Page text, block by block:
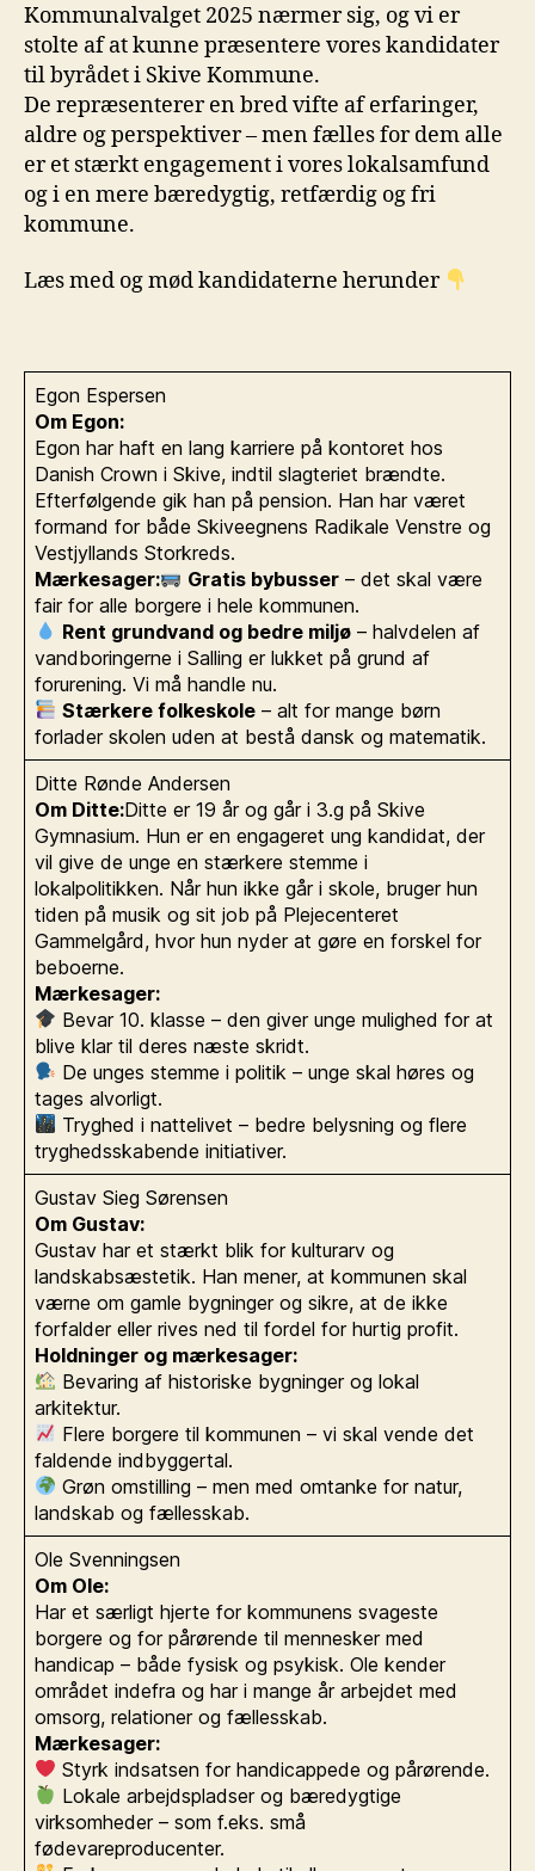
Kommunalvalget 2025 nærmer sig, og vi er
stolte af at kunne præsentere vores kandidater
til byrådet i Skive Kommune.
De repræsenterer en bred vifte af erfaringer,
aldre og perspektiver – men fælles for dem alle
er et stærkt engagement i vores lokalsamfund
og i en mere bæredygtig, retfærdig og fri
kommune.
Læs med og mød kandidaterne herunder
Egon Espersen
Om Egon:
Egon har haft en lang karriere på kontoret hos
Danish Crown i Skive, indtil slagteriet brændte.
Efterfølgende gik han på pension. Han har været
formand for både Skiveegnens Radikale Venstre og
Vestjyllands Storkreds.
Mærkesager:
Gratis bybusser – det skal være
fair for alle borgere i hele kommunen.
Rent grundvand og bedre miljø – halvdelen af
vandboringerne i Salling er lukket på grund af
forurening. Vi må handle nu.
Stærkere folkeskole – alt for mange børn
forlader skolen uden at bestå dansk og matematik.
Ditte Rønde Andersen
Om Ditte:Ditte er 19 år og går i 3.g på Skive
Gymnasium. Hun er en engageret ung kandidat, der
vil give de unge en stærkere stemme i
lokalpolitikken. Når hun ikke går i skole, bruger hun
tiden på musik og sit job på Plejecenteret
Gammelgård, hvor hun nyder at gøre en forskel for
beboerne.
Mærkesager:
Bevar 10. klasse – den giver unge mulighed for at
blive klar til deres næste skridt.
De unges stemme i politik – unge skal høres og
tages alvorligt.
Tryghed i nattelivet – bedre belysning og flere
tryghedsskabende initiativer.
Gustav Sieg Sørensen
Om Gustav:
Gustav har et stærkt blik for kulturarv og
landskabsæstetik. Han mener, at kommunen skal
værne om gamle bygninger og sikre, at de ikke
forfalder eller rives ned til fordel for hurtig profit.
Holdninger og mærkesager:
Bevaring af historiske bygninger og lokal
arkitektur.
Flere borgere til kommunen – vi skal vende det
faldende indbyggertal.
Grøn omstilling – men med omtanke for natur,
landskab og fællesskab.
Ole Svenningsen
Om Ole:
Har et særligt hjerte for kommunens svageste
borgere og for pårørende til mennesker med
handicap – både fysisk og psykisk. Ole kender
området indefra og har i mange år arbejdet med
omsorg, relationer og fællesskab.
Mærkesager:
Styrk indsatsen for handicappede og pårørende.
Lokale arbejdspladser og bæredygtige
virksomheder – som f.eks. små
fødevareproducenter.